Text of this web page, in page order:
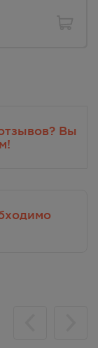
на 1-3
Вы